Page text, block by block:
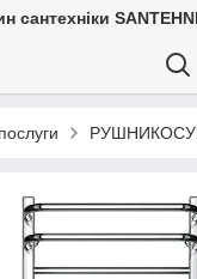
сантехніки